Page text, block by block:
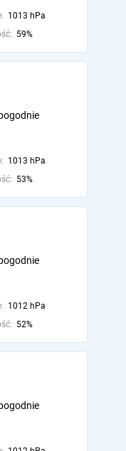
1013 hPa
59%
1013 hPa
53%
1012 hPa
52%